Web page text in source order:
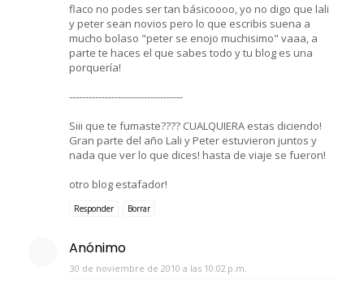
flaco no podes ser tan básicoooo, yo no digo que lali
y peter sean novios pero lo que escribis suena a
mucho bolaso "peter se enojo muchisimo" vaaa, a
parte te haces el que sabes todo y tu blog es una
porquería!
-----------------------------------
Siii que te fumaste???? CUALQUIERA estas diciendo!
Gran parte del año Lali y Peter estuvieron juntos y
nada que ver lo que dices! hasta de viaje se fueron!
otro blog estafador!
Responder Borrar
Anónimo
30 de noviembre de 2010 a las 10:02 p.m.